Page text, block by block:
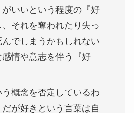
いいという程度の『好
それを奪われたり失っ
でしまうかもしれない
感情や意志を伴う『好
う概念を否定しているわ
が好きという言葉は自